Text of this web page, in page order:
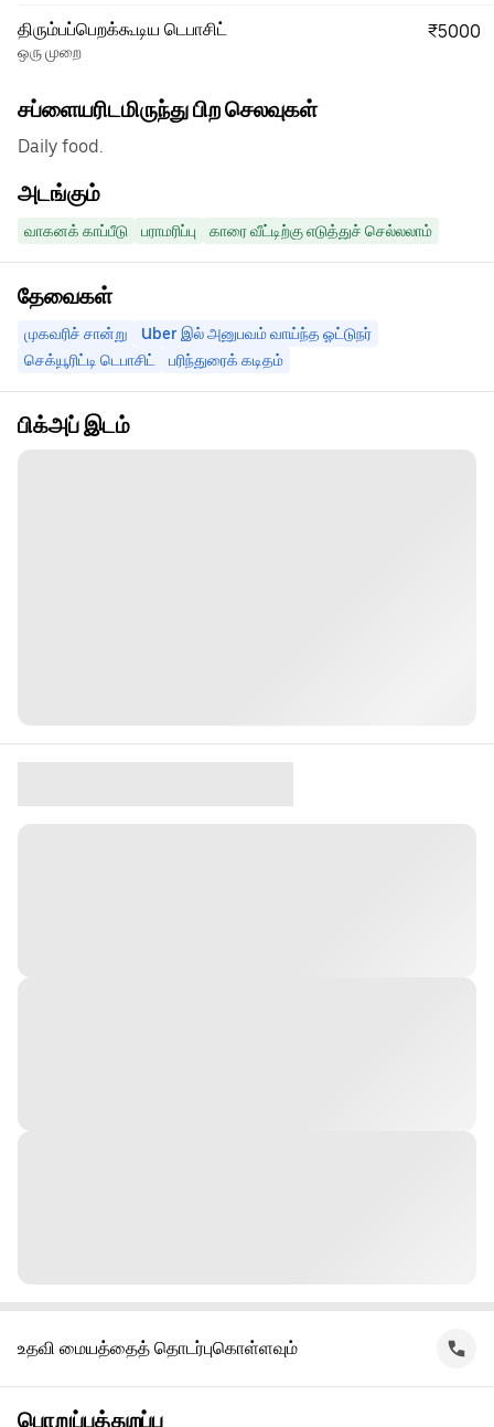
திரும்பப்பெறக்கூடிய டெபாசிட்
ஒரு முறை
₹5000
சப்ளையரிடமிருந்து பிற செலவுகள்
Daily food.
அடங்கும்
வாகனக் காப்பீடு பராமரிப்பு காரை வீட்டிற்கு எடுத்துச் செல்லலாம்
தேவைகள்
முகவரிச் சான்று
Uber இல் அனுபவம் வாய்ந்த ஓட்டுநர்
செக்யூரிட்டி டெபாசிட்
பரிந்துரைக் கடிதம்
பிக்அப் இடம்
உதவி மையத்தைத் தொடர்புகொள்ளவும்
பொறுப்புத்துறப்பு